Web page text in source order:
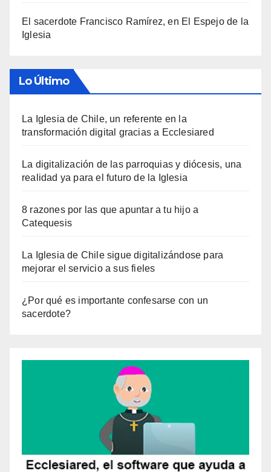
El sacerdote Francisco Ramírez, en El Espejo de la
Iglesia
Lo Último
La Iglesia de Chile, un referente en la
transformación digital gracias a Ecclesiared
La digitalización de las parroquias y diócesis, una
realidad ya para el futuro de la Iglesia
8 razones por las que apuntar a tu hijo a
Catequesis
La Iglesia de Chile sigue digitalizándose para
mejorar el servicio a sus fieles
¿Por qué es importante confesarse con un
sacerdote?